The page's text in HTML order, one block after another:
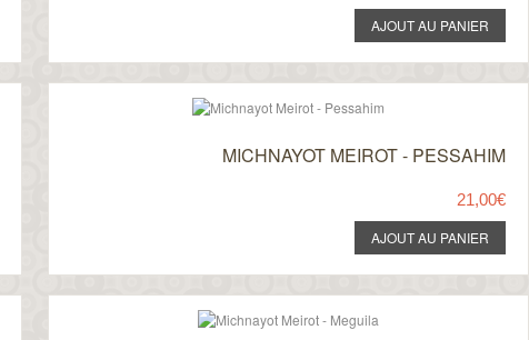
MICHNAYOT MEIROT - PESSAHIM
21,00€